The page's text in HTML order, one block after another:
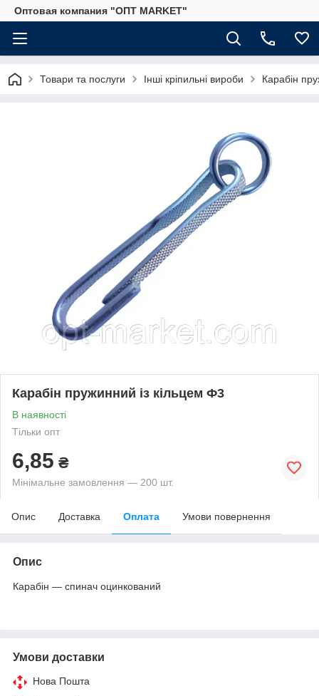
Оптовая компания "ОПТ MARKET"
Товари та послуги Інші кріпильні вироби Карабін
Карабін пружинний із кільцем Ф3
В наявності
Тільки опт
6,85 ₴
Мінімальне замовлення — 200 шт.
Опис Доставка Оплата Умови повернення
Опис
Карабін — спинач оцинкований
Умови доставки
Нова Пошта